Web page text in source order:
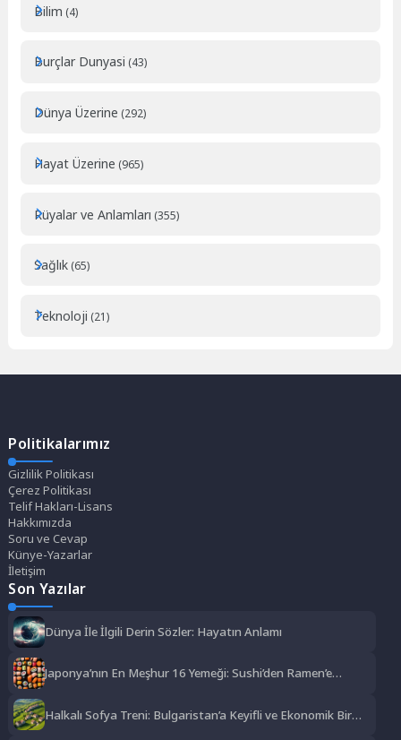
Bilim (4)
Burçlar Dunyasi (43)
Dünya Üzerine (292)
Hayat Üzerine (965)
Rüyalar ve Anlamları (355)
Sağlık (65)
Teknoloji (21)
Politikalarımız
Gizlilik Politikası
Çerez Politikası
Telif Hakları-Lisans
Hakkımızda
Soru ve Cevap
Künye-Yazarlar
İletişim
Son Yazılar
Dünya İle İlgili Derin Sözler: Hayatın Anlamı
Japonya’nın En Meşhur 16 Yemeği: Sushi’den Ramen’e
Halkalı Sofya Treni: Bulgaristan’a Keyifli ve Ekonomik Bir